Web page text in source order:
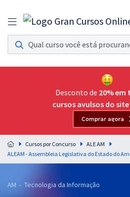
Assinatura Ilimitada 11
Acesso a todos os cursos. Teste grátis por 7 dias!
Assinatura OAB Até Passar
Acesso ilimitado a toda preparação para o
Residências Multiprofissionais
Preparação completa e intensiva para as
residências em saúde do Brasil
Desconto de 20% em
cursos avulsos do site
Comprar agora
Cursos por Concurso
ALE AM
AM - Tecnologia da Informação